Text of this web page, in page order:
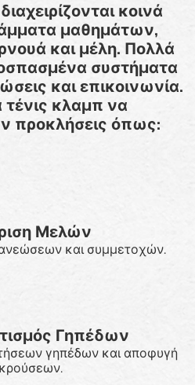
κοινά
μαθημάτων,
και μέλη. Πολλά
συστήματα
και επικοινωνία.
κλαμπ να
προκλήσεις όπως:
Μελών
και συμμετοχών.
Γηπέδων
γηπέδων και αποφυγή